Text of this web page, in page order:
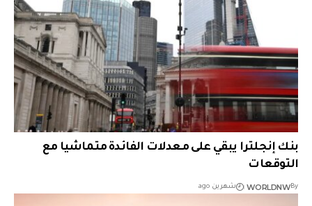
بنك إنجلترا يبقي على معدلات الفائدة متماشيا مع
التوقعات
By
WORLDNW شهرين ago